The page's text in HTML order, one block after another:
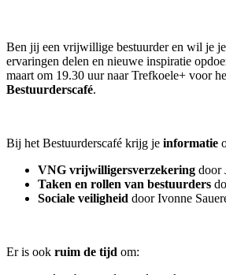
Ben jij een vrijwillige bestuurder en wil je
ervaringen delen en nieuwe inspiratie
maart om 19.30 uur naar Trefkoele+ voor
Bestuurderscafé.
Bij het Bestuurderscafé krijg je informatie
VNG vrijwilligersverzekering door
Taken en rollen van bestuurders
Sociale veiligheid door Ivonne
Er is ook ruim de tijd om: